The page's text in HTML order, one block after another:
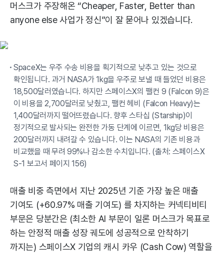
머스크가 주장해온 “Cheaper, Faster, Better than
anyone else 사업가 정신”이 잘 묻어나 있겠습니다.
SpaceX는 우주 수송 비용을 획기적으로 낮추고 있는 것으로
확인됩니다. 과거 NASA가 1kg을 우주로 보낼 때 들었던 비용은
18,500달러였습니다. 하지만 스페이스X의 팰컨 9 (Falcon 9)은
이 비용을 2,700달러로 낮췄고, 팰컨 헤비 (Falcon Heavy)는
1,400달러까지 떨어뜨렸습니다. 향후 스타십 (Starship)이
정기적으로 발사되는 완전한 가동 단계에 이르면, 1kg당 비용은
200달러까지 내려갈 수 있습니다. 이는 NASA의 기존 비용과
비교했을 때 무려 99%나 감소한 수치입니다. (출처: 스페이스X
S-1 보고서 페이지 156)
매출 비중 측면에서 지난 2025년 기준 가장 높은 매출
기여도 (+60.97% 매출 기여도) 를 차지하는 커넥티비티
부문은 당분간은 (최소한 AI 부문이 일론 머스크가 목표로
하는 안정적 매출 성장 궤도에 성공적으로 안착하기
까지는) 스페이스X 기업의 캐시 카우 (Cash Cow) 역할을